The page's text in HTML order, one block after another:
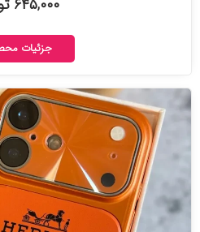
۶۴۵,۰۰۰ تومان
جزئیات